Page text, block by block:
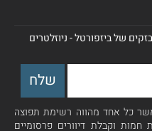
של ביזפורטל - ניוזלטרים
כל אחד מהווה רשימת תפוצה
חמות וקבלת דיוורים פרסומיים